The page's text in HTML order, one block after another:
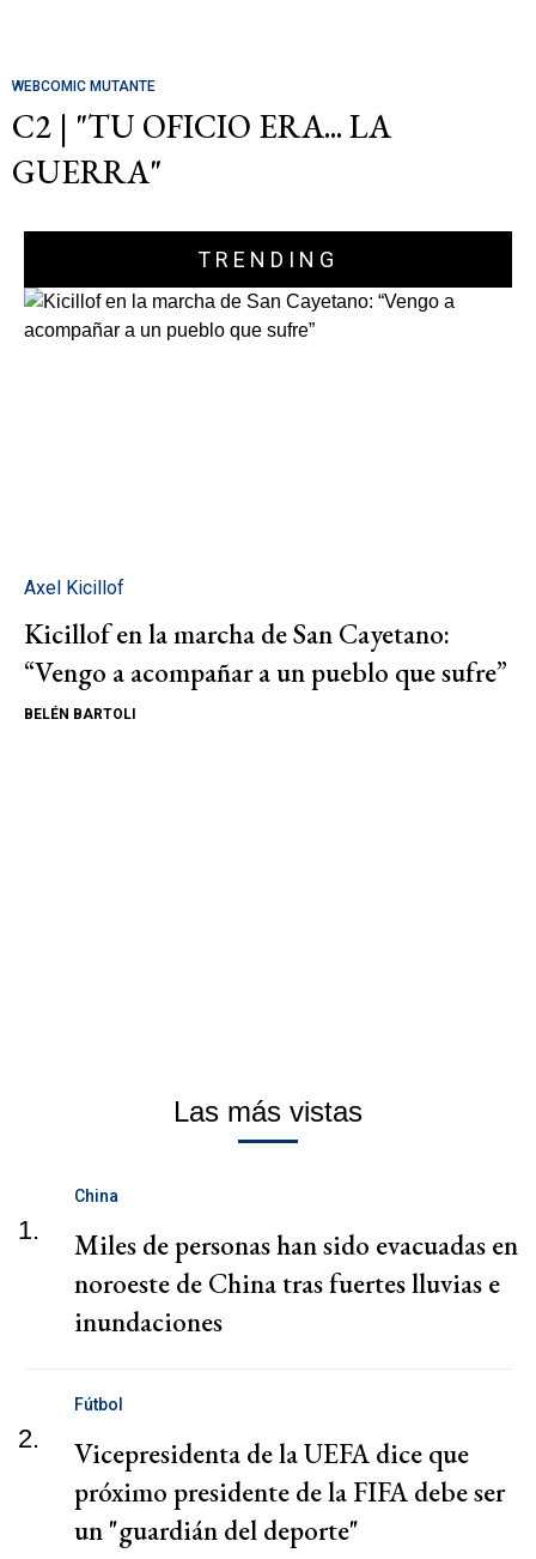
WEBCOMIC MUTANTE
C2 | "TU OFICIO ERA... LA
GUERRA"
TRENDING
Axel Kicillof
Kicillof en la marcha de San Cayetano:
“Vengo a acompañar a un pueblo que sufre”
BELÉN BARTOLI
Las más vistas
1.
China
Miles de personas han sido evacuadas en
noroeste de China tras fuertes lluvias e
inundaciones
2.
Fútbol
Vicepresidenta de la UEFA dice que
próximo presidente de la FIFA debe ser
un "guardián del deporte"